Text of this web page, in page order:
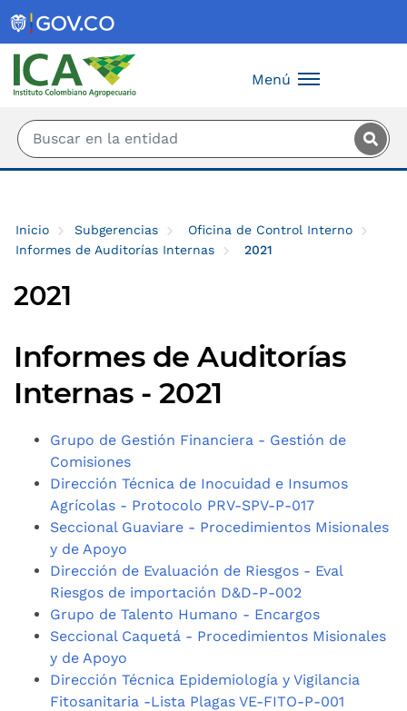
Menú
Inicio Subgerencias
Oficina de Control Interno
Informes de Auditorías Internas
2021
2021
Informes de Auditorías
Internas - 2021
Grupo de Gestión Financiera - Gestión de
Comisiones
Dirección Técnica de Inocuidad e Insumos
Agrícolas - Protocolo PRV-SPV-P-017
Seccional Guaviare - Procedimientos Misionales
y de Apoyo
Dirección de Evaluación de Riesgos - Eval
Riesgos de importación D&D-P-002
Grupo de Talento Humano - Encargos
Seccional Caquetá - Procedimientos Misionales
y de Apoyo
Dirección Técnica Epidemiología y Vigilancia
Fitosanitaria -Lista Plagas VE-FITO-P-001